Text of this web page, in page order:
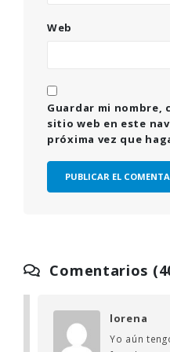
Web
Guardar mi nombre,
sitio web en este
próxima vez que
Comentarios
lorena
Yo aún